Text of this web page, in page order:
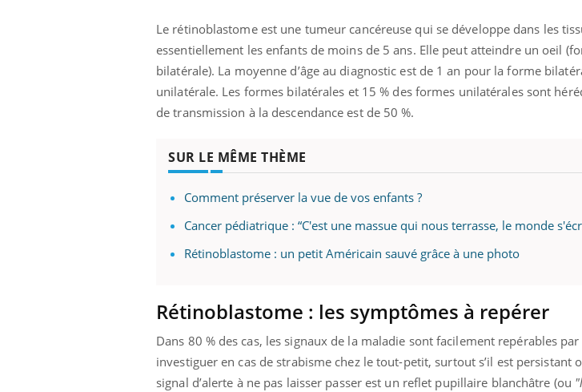
Le rétinoblastome est une tumeur cancéreuse qui se développe dans les
essentiellement les enfants de moins de 5 ans. Elle peut atteindre un oeil
bilatérale). La moyenne d’âge au diagnostic est de 1 an pour la forme
unilatérale. Les formes bilatérales et 15 % des formes unilatérales sont
de transmission à la descendance est de 50 %.
SUR LE MÊME THÈME
Comment préserver la vue de vos enfants ?
Cancer pédiatrique : “C'est une massue qui nous terrasse, le monde
Rétinoblastome : un petit Américain sauvé grâce à une photo
Rétinoblastome : les symptômes à repérer
Dans 80 % des cas, les signaux de la maladie sont facilement repérables
investiguer en cas de strabisme chez le tout-petit, surtout s’il est persistant
signal d’alerte à ne pas laisser passer est un reflet pupillaire blanchâtre (ou
Coup de food sur le diabète, c'est votre
bouscule les idées reçues ! Dans cet
épisode, une ...
être globalYoutube
"Les rendez-vous de la santé et de la
qualité de vie au travail" de Pourquoi
Docteur reçoivent Régis Blugeon, DRH et
directeur ...